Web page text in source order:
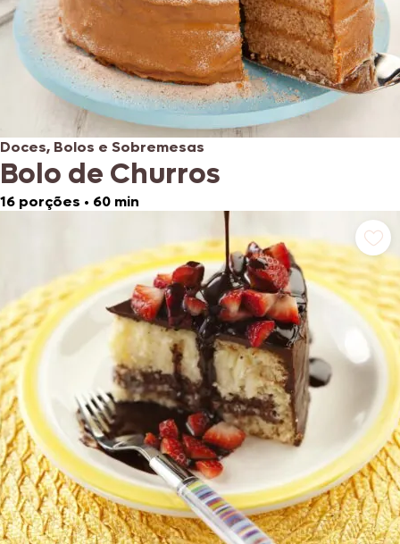
Doces, Bolos e Sobremesas
Bolo de Churros
16 porções • 60 min